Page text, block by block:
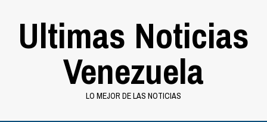
Ultimas Noticias
Venezuela
LO MEJOR DE LAS NOTICIAS